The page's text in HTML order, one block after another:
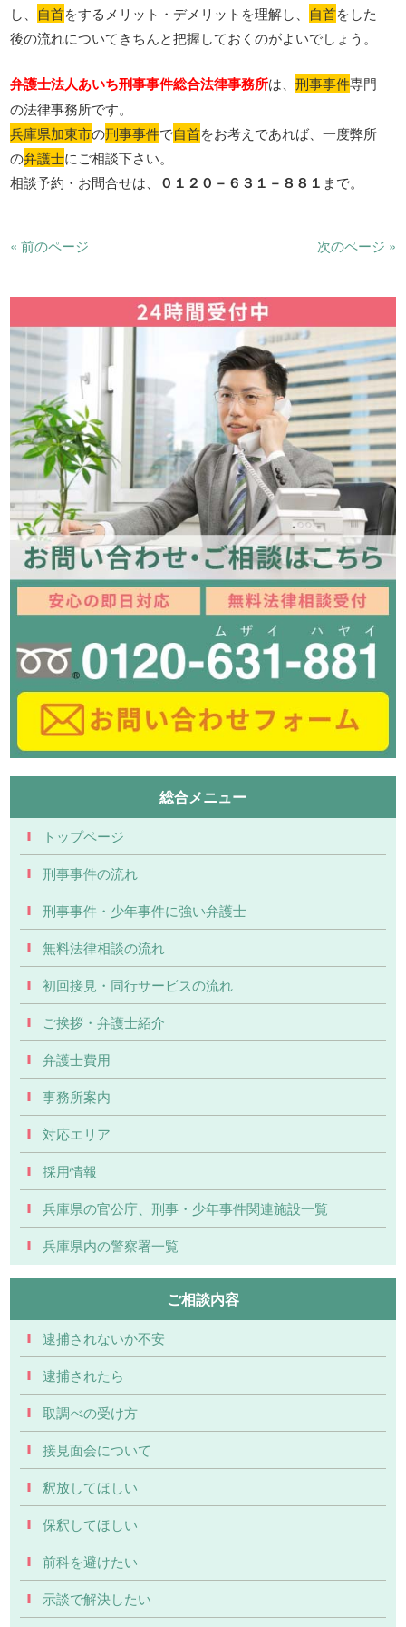
し、 自首をするメリット・デメリットを理解し、 自首をした
後の流れについてきちんと把握しておくのがよいでしょう。
弁護士法人あいち刑事事件総合法律事務所は、刑事事件専門
の法律事務所です。
兵庫県加東市の刑事事件で自首をお考えであれば、一度弊所
の弁護士にご相談下さい。
相談予約・お問合せは、
０１２０－６３１－８８１ まで。
« 前のページ 次のページ »
総合メニュー
トップページ
刑事事件の流れ
刑事事件・少年事件に強い弁護士
無料法律相談の流れ
初回接見・同行サービスの流れ
ご挨拶・弁護士紹介
弁護士費用
事務所案内
対応エリア
採用情報
兵庫県の官公庁、刑事・少年事件関連施設一覧
兵庫県内の警察署一覧
ご相談内容
逮捕されないか不安
逮捕されたら
取調べの受け方
接見面会について
釈放してほしい
保釈してほしい
前科を避けたい
示談で解決したい